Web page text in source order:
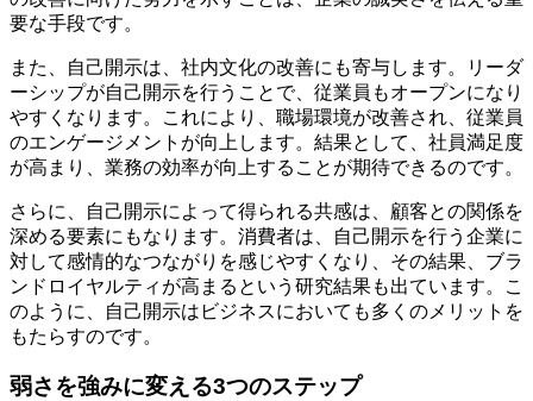
要な手段です。
また、自己開示は、社内文化の改善にも寄与します。リーダ
ーシップが自己開示を行うことで、従業員もオープンになり
やすくなります。これにより、職場環境が改善され、従業員
のエンゲージメントが向上します。結果として、社員満足度
が高まり、業務の効率が向上することが期待できるのです。
さらに、自己開示によって得られる共感は、顧客との関係を
深める要素にもなります。消費者は、自己開示を行う企業に
対して感情的なつながりを感じやすくなり、その結果、ブラ
ンドロイヤルティが高まるという研究結果も出ています。こ
のように、自己開示はビジネスにおいても多くのメリットを
もたらすのです。
弱さを強みに変える3つのステップ